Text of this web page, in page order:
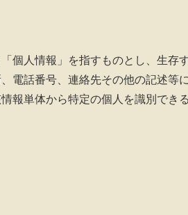
個人情報」を指すものとし、生存
電話番号、連絡先その他の記述等
報単体から特定の個人を識別でき